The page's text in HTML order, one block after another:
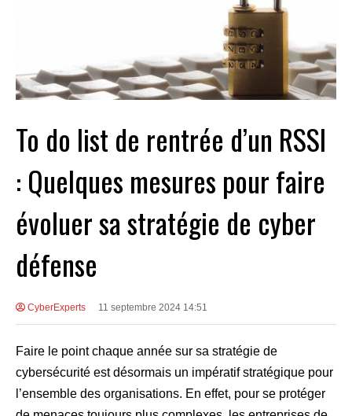
To do list de rentrée d’un RSSI
: Quelques mesures pour faire
évoluer sa stratégie de cyber
défense
CyberExperts 11 septembre 2024 14:51
Faire le point chaque année sur sa stratégie de
cybersécurité est désormais un impératif stratégique pour
l’ensemble des organisations. En effet, pour se protéger